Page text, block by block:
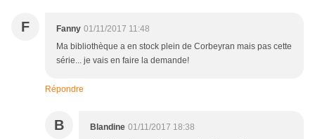
F Fanny 01/11/2017 11:48
Ma bibliothèque a en stock plein de Corbeyran mais pas cette
série... je vais en faire la demande!
Répondre
B Blandine 01/11/2017 18:38